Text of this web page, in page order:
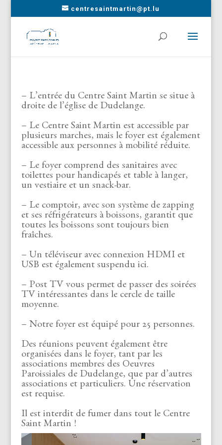
centresaintmartin@pt.lu
– L’entrée du Centre Saint Martin se situe à
droite de l’église de Dudelange.
– Le Centre Saint Martin est accessible par
plusieurs marches, mais le foyer est également
accessible aux personnes à mobilité réduite.
– Le foyer comprend des sanitaires avec
toilettes pour handicapés et table à langer,
un vestiaire et un snack-bar.
– Le comptoir, avec son système de zapping
et ses réfrigérateurs à boissons, garantit que
toutes les boissons sont toujours bien
fraîches.
– Un téléviseur avec connexion HDMI et
USB est également suspendu ici.
– Post TV vous permet de passer des soirées
TV intéressantes dans le cercle de taille
moyenne.
– Notre foyer est équipé pour 25 personnes.
Des réunions peuvent également être
organisées dans le foyer, tant par les
associations membres des Oeuvres
Paroissiales de Dudelange, que par d’autres
associations et particuliers. Une réservation
est requise.
Il est interdit de fumer dans tout le Centre
Saint Martin !